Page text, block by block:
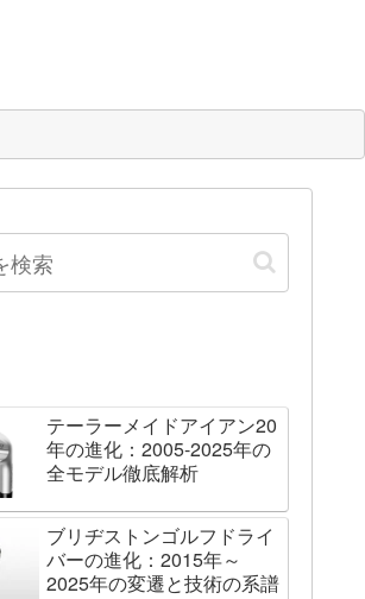
テーラーメイドアイアン20
年の進化：2005-2025年の
全モデル徹底解析
ブリヂストンゴルフドライ
バーの進化：2015年～
2025年の変遷と技術の系譜